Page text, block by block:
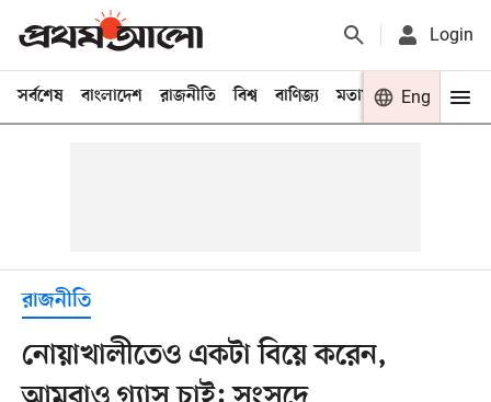
Login
সর্বশেষ বাংলাদেশ রাজনীতি বিশ্ব বাণিজ্য মতামত খেলা
Eng
রাজনীতি
নোয়াখালীতেও একটা বিয়ে করেন,